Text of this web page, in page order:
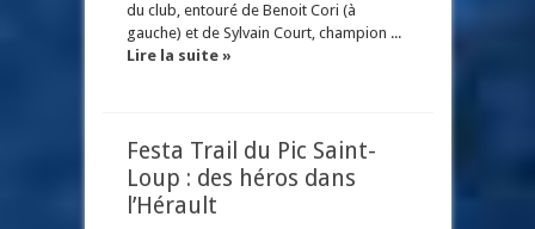
du club, entouré de Benoit Cori (à
gauche) et de Sylvain Court, champion ...
Lire la suite »
Festa Trail du Pic Saint-
Loup : des héros dans
l’Hérault